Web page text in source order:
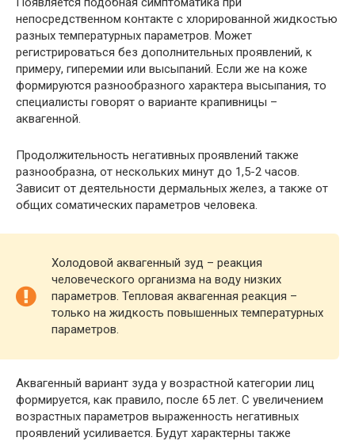
непосредственном контакте с хлорированной жидкостью
разных температурных параметров. Может
регистрироваться без дополнительных проявлений, к
примеру, гиперемии или высыпаний. Если же на коже
формируются разнообразного характера высыпания, то
специалисты говорят о варианте крапивницы –
аквагенной.
Продолжительность негативных проявлений также
разнообразна, от нескольких минут до 1,5-2 часов.
Зависит от деятельности дермальных желез, а также от
общих соматических параметров человека.
Холодовой аквагенный зуд – реакция
человеческого организма на воду низких
параметров. Тепловая аквагенная реакция –
только на жидкость повышенных температурных
параметров.
Аквагенный вариант зуда у возрастной категории лиц
формируется, как правило, после 65 лет. С увеличением
возрастных параметров выраженность негативных
проявлений усиливается. Будут характерны также